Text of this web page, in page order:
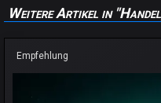
Weitere Artikel in
Empfehlung